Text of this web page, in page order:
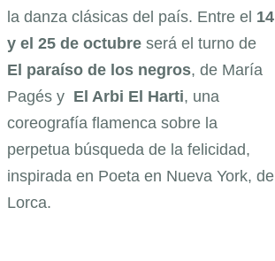
la danza clásicas del país. Entre el 14
y el 25 de octubre será el turno de
El paraíso de los negros, de María
Pagés y El Arbi El Harti, una
coreografía flamenca sobre la
perpetua búsqueda de la felicidad,
inspirada en Poeta en Nueva York, de
Lorca.